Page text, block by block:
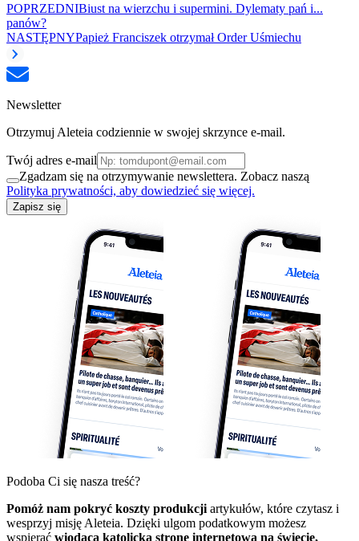
POPRZEDNIBiust na wierzchu i supermini. Dylematy pań i...
panów?
NASTĘPNYPapież Franciszek otrzymał Order Uśmiechu
Newsletter
Otrzymuj Aleteia codziennie w swojej skrzynce e-mail.
Twój adres e-mail
Zgadzam się na otrzymywanie newslettera. Zobacz naszą
Polityka prywatności, aby dowiedzieć się więcej.
Zapisz się
Podoba Ci się nasza treść?
Pomóż nam pokryć koszty produkcji artykułów, które czytasz i
wesprzyj misję Aleteia. Dzięki ulgom podatkowym możesz
wspierać wiodącą katolicką stronę internetową na świecie,